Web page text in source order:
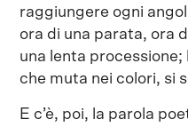
raggiungere ogni
ora di una parata, ora
una lenta processione;
che muta nei colori, si
E c’è, poi, la parola